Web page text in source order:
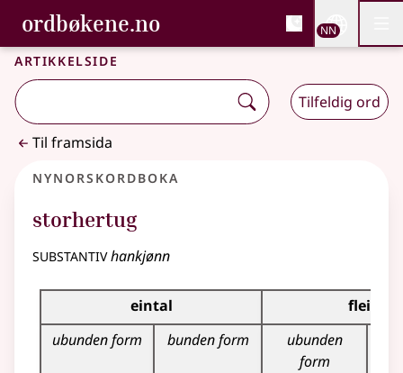
Gå til hovudinnhald
Tilgjenge
ordbøkene.no, Bokmålsordboka og
Bokmålsordboka og Nynorskordboka
NN
Artikkelside
Tilfeldig ord
Til framsida
Nynorskordboka
storhertug
substantivhankjønn
Bøyningstabell for dette substantivet
eintal
fleirtal
ubunden form
bunden form
ubunden
form